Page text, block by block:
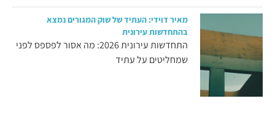
מאיר דוידי: העתיד של שוק המגורים נמצא
בהתחדשות עירונית
התחדשות עירונית 2026: מה אסור לפספס לפני
שמחליטים על עתיד